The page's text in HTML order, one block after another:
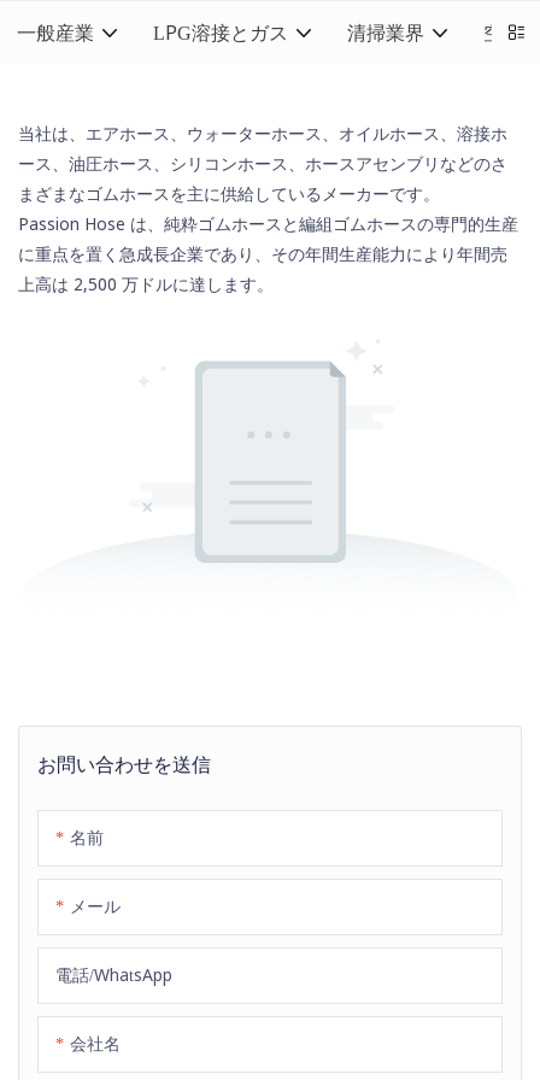
一般産業 LPG溶接とガス 清掃業界 空調
お問い合わせを送信
名前
メール
電話/WhatsApp
会社名
当社は、エアホース、ウォーターホース、オイルホース、溶接ホ
ース、 油圧ホース シリコンホース
、ホースアセンブリなどのさ
まざまなゴムホースを主に供給しているメーカーです。
Passion Hose は、純粋ゴムホースと編組ゴムホースの専門的生産
に重点を置く急成長企業であり、その年間生産能力により年間売
上高は 2,500 万ドルに達します。